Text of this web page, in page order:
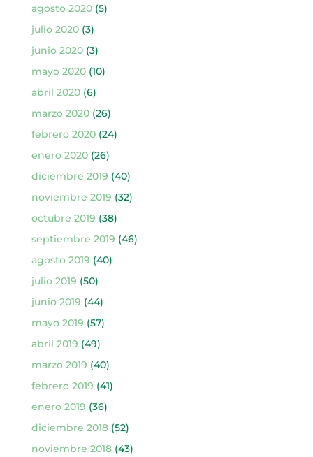
agosto 2020(5)
julio 2020(3)
junio 2020(3)
mayo 2020(10)
abril 2020(6)
marzo 2020(26)
febrero 2020(24)
enero 2020(26)
diciembre 2019 (40)
noviembre 2019 (32)
octubre 2019 (38)
septiembre 2019 (46)
agosto 2019 (40)
julio 2019 (50)
junio 2019 (44)
mayo 2019 (57)
abril 2019 (49)
marzo 2019 (40)
febrero 2019 (41)
enero 2019 (36)
diciembre 2018(52)
noviembre 2018(43)